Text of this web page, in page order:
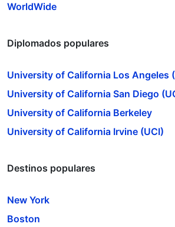
WorldWide
Diplomados populares
University of California Los Angeles
University of California San Diego
University of California Berkeley
University of California Irvine (UCI)
Destinos populares
New York
Boston